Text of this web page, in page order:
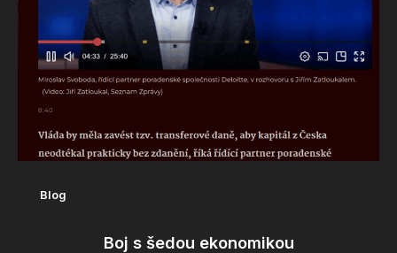
Blog
Boj s šedou ekonomikou